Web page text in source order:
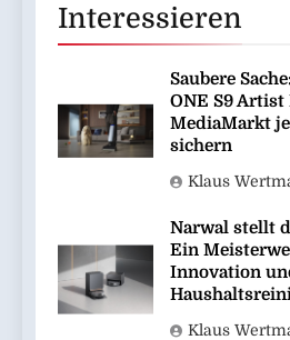
Interessieren
Saubere
ONE S9
MediaMarkt
sichern
Klaus
Narwal stellt
Ein
Innovation
Klaus